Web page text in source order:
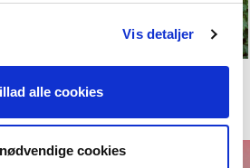
Vis detaljer
alle cookies
cookies
VEGA - IDEAL BAR